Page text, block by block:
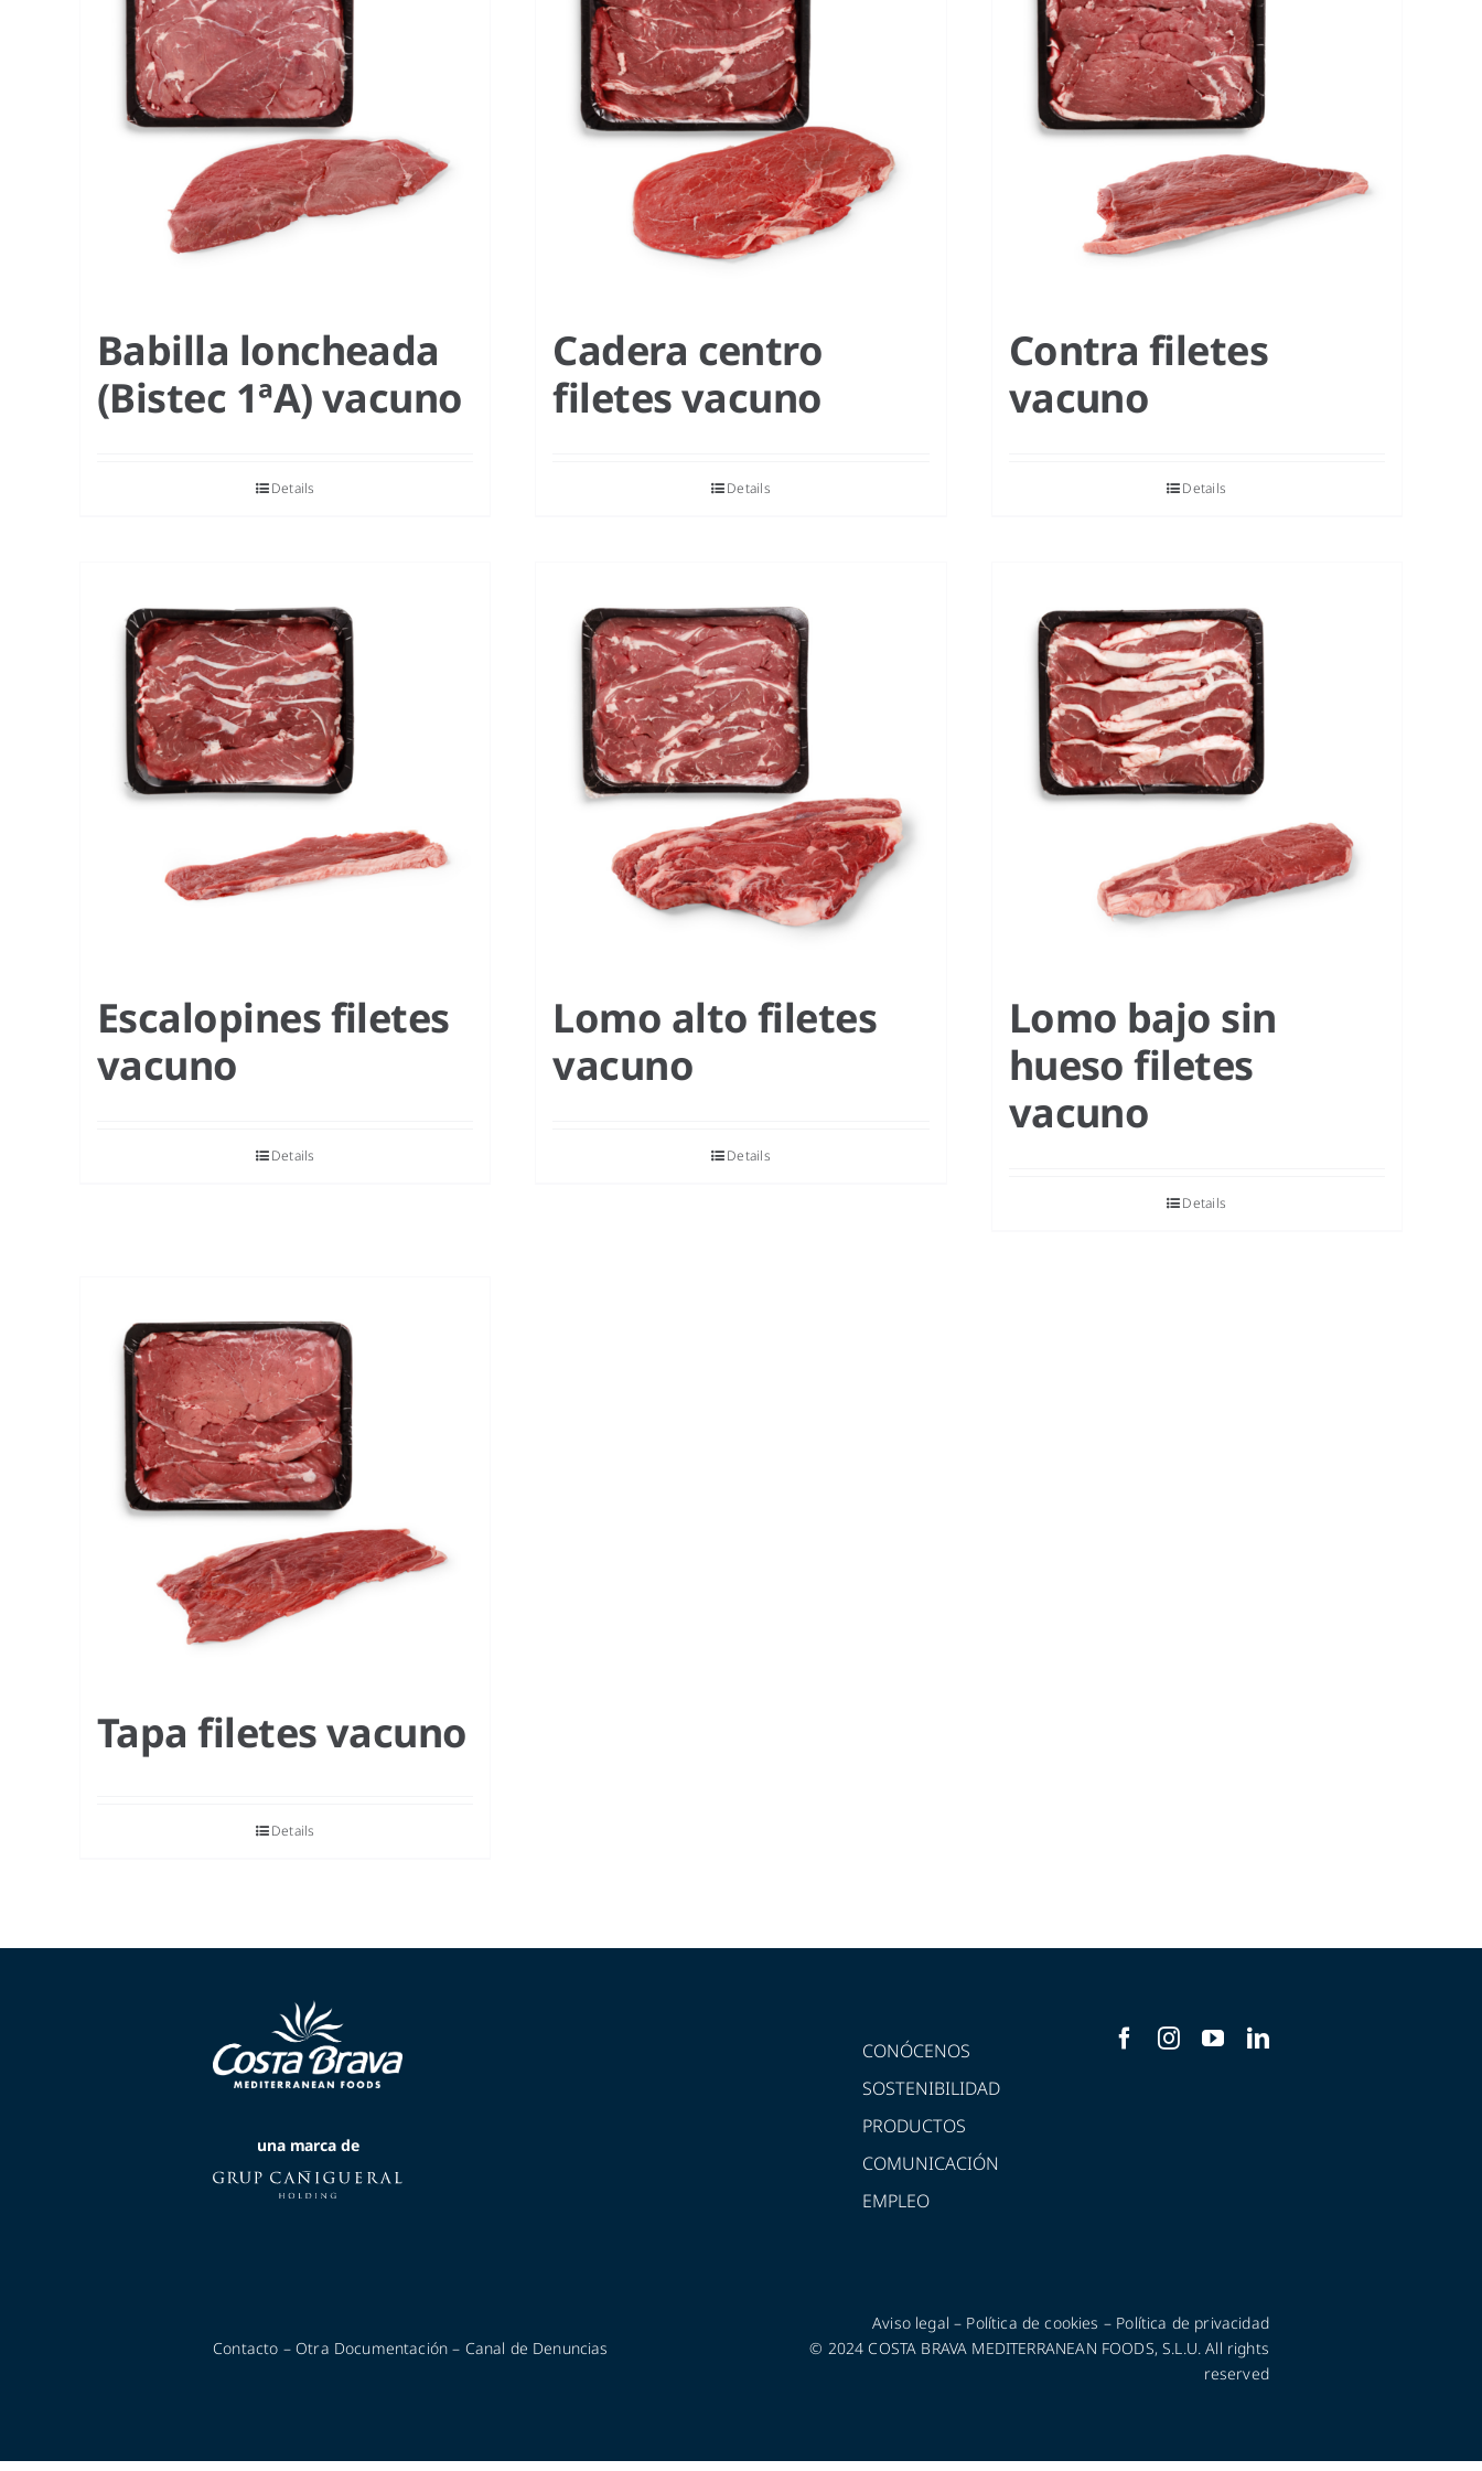
Babilla loncheada
(Bistec 1ªA) vacuno
Details
Cadera centro
filetes vacuno
Details
Contra filetes
vacuno
Details
Escalopines filetes
vacuno
Details
Lomo alto filetes
vacuno
Details
Lomo bajo sin
hueso filetes
vacuno
Details
Tapa filetes vacuno
Details
una marca de
CONÓCENOS
SOSTENIBILIDAD
PRODUCTOS
COMUNICACIÓN
EMPLEO
Contacto – Otra Documentación – Canal de Denuncias
Aviso legal – Política de cookies – Política de privacidad
© 2024 COSTA BRAVA MEDITERRANEAN FOODS, S.L.U. All rights
reserved